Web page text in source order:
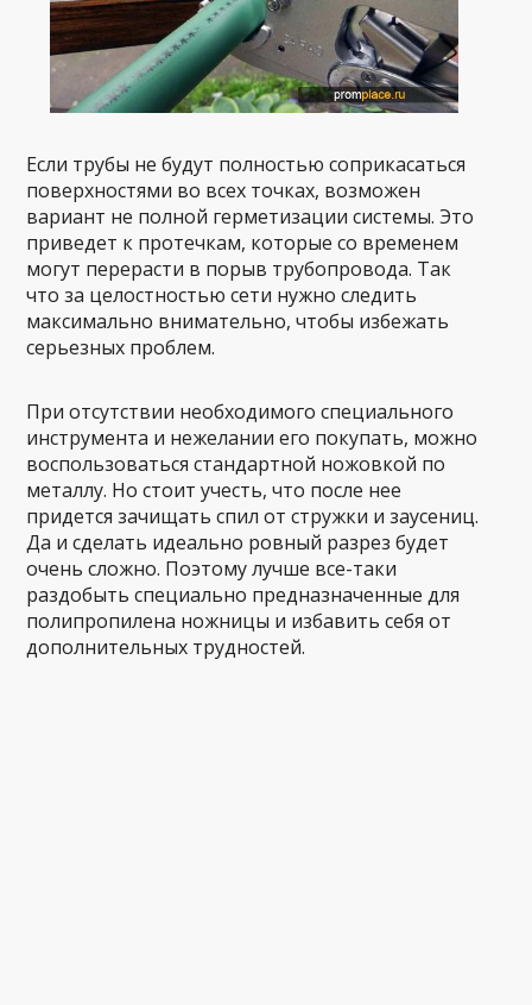
Если трубы не будут полностью соприкасаться
поверхностями во всех точках, возможен
вариант не полной герметизации системы. Это
приведет к протечкам, которые со временем
могут перерасти в порыв трубопровода. Так
что за целостностью сети нужно следить
максимально внимательно, чтобы избежать
серьезных проблем.
При отсутствии необходимого специального
инструмента и нежелании его покупать, можно
воспользоваться стандартной ножовкой по
металлу. Но стоит учесть, что после нее
придется зачищать спил от стружки и заусениц.
Да и сделать идеально ровный разрез будет
очень сложно. Поэтому лучше все-таки
раздобыть специально предназначенные для
полипропилена ножницы и избавить себя от
дополнительных трудностей.